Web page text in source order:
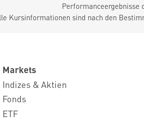
Performanceergebnisse
Kursinformationen sind nach den
Markets
Indizes & Aktien
Fonds
ETF